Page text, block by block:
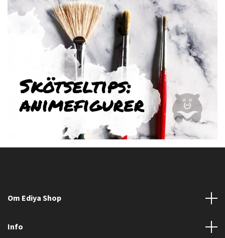
Om Ediya Shop
Info